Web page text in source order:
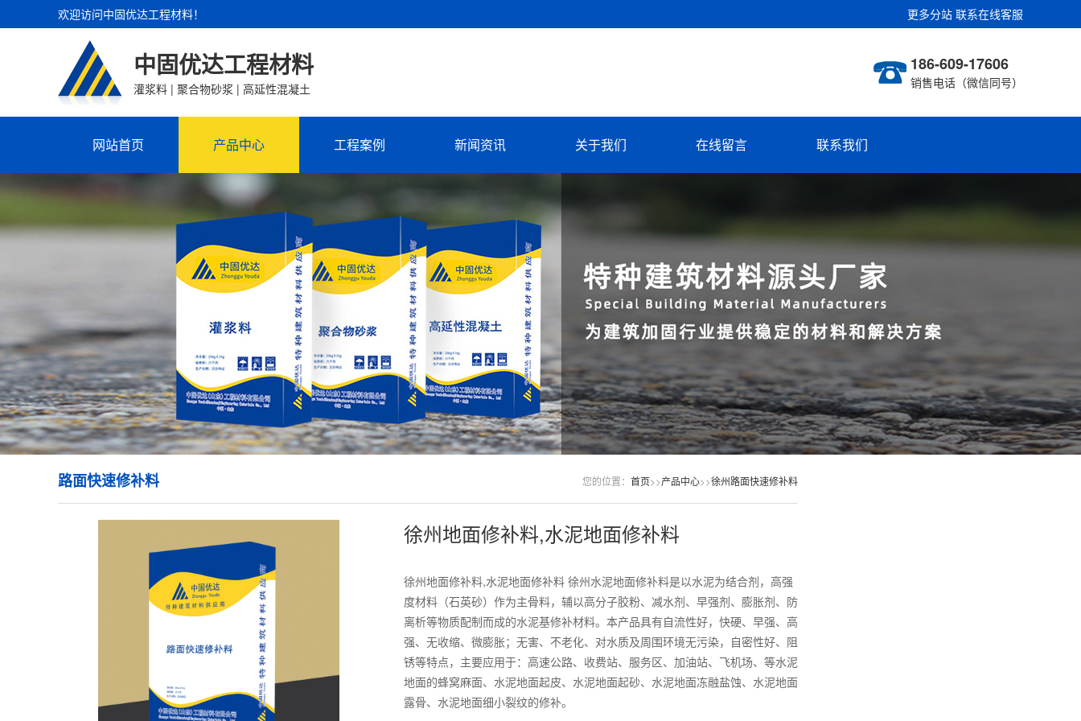
更多分站 联系在线客服
欢迎访问中固优达工程材料！
中固优达工程材料
灌浆料 | 聚合物砂浆 | 高延性混凝土
186-609-17606
销售电话（微信同号）
网站首页 产品中心 工程案例 新闻资讯 关于我们 在线留言 联系我们
您的位置： 首页>>产品中心>>徐州路面快速修补料
路面快速修补料
徐州地面修补料,水泥地面修补料
徐州地面修补料,水泥地面修补料 徐州水泥地面修补料是以水泥为结合剂，高强
度材料（石英砂）作为主骨料，辅以高分子胶粉、减水剂、早强剂、膨胀剂、防
离析等物质配制而成的水泥基修补材料。本产品具有自流性好，快硬、早强、高
强、无收缩、微膨胀；无害、不老化、对水质及周围环境无污染，自密性好、阻
锈等特点，主要应用于：高速公路、收费站、服务区、加油站、飞机场、等水泥
地面的蜂窝麻面、水泥地面起皮、水泥地面起砂、水泥地面冻融盐蚀、水泥地面
露骨、水泥地面细小裂纹的修补。